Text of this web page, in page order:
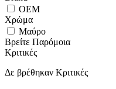
OEM
Χρώμα
Μαύρο
Βρείτε Παρόμοια
Κριτικές
Δε βρέθηκαν Κριτικές